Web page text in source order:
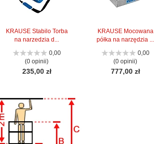
KRAUSE Stabilo Torba
na narzedzia d...
0,00
(0 opinii)
235,00 zł
KRAUSE Mocowana
półka na narzędzia ...
0,00
(0 opinii)
777,00 zł